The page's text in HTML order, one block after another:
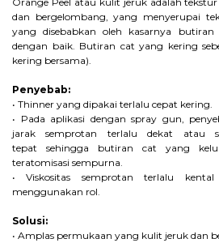
dan bergelombang, yang menyerupai
yang disebabkan oleh kasarnya
dengan baik. Butiran cat yang kering
kering bersama).
Penyebab:
• Thinner yang dipakai terlalu cepat kering.
• Pada aplikasi dengan spray gun,
jarak semprotan terlalu dekat
tepat sehingga butiran cat yang
teratomisasi sempurna.
• Viskositas semprotan terlalu
menggunakan rol.
Solusi:
• Amplas permukaan yang kulit jeruk dan